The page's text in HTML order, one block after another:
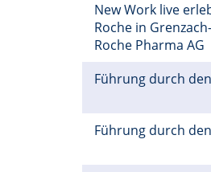
New Work live
Roche in
Roche Pharma AG
Führung durch
Führung durch